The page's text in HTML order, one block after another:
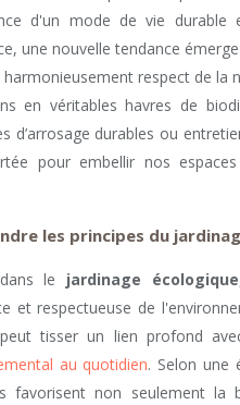
d'un mode de vie durable
une nouvelle tendance
harmonieusement respect de
en véritables havres de
d’arrosage durables ou
pour embellir nos
les principes du
le jardinage écologique
et respectueuse de
tisser un lien profond
au quotidien. Selon une
favorisent non seulement la